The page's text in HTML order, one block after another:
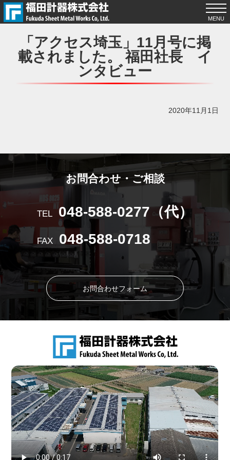
「アクセス埼玉」11月号に掲
載されました。 福田社長 イ
ンタビュー
2020年11月1日
お問合わせ・ご相談
TEL 048-588-0277（代）
FAX 048-588-0718
お問合わせフォーム